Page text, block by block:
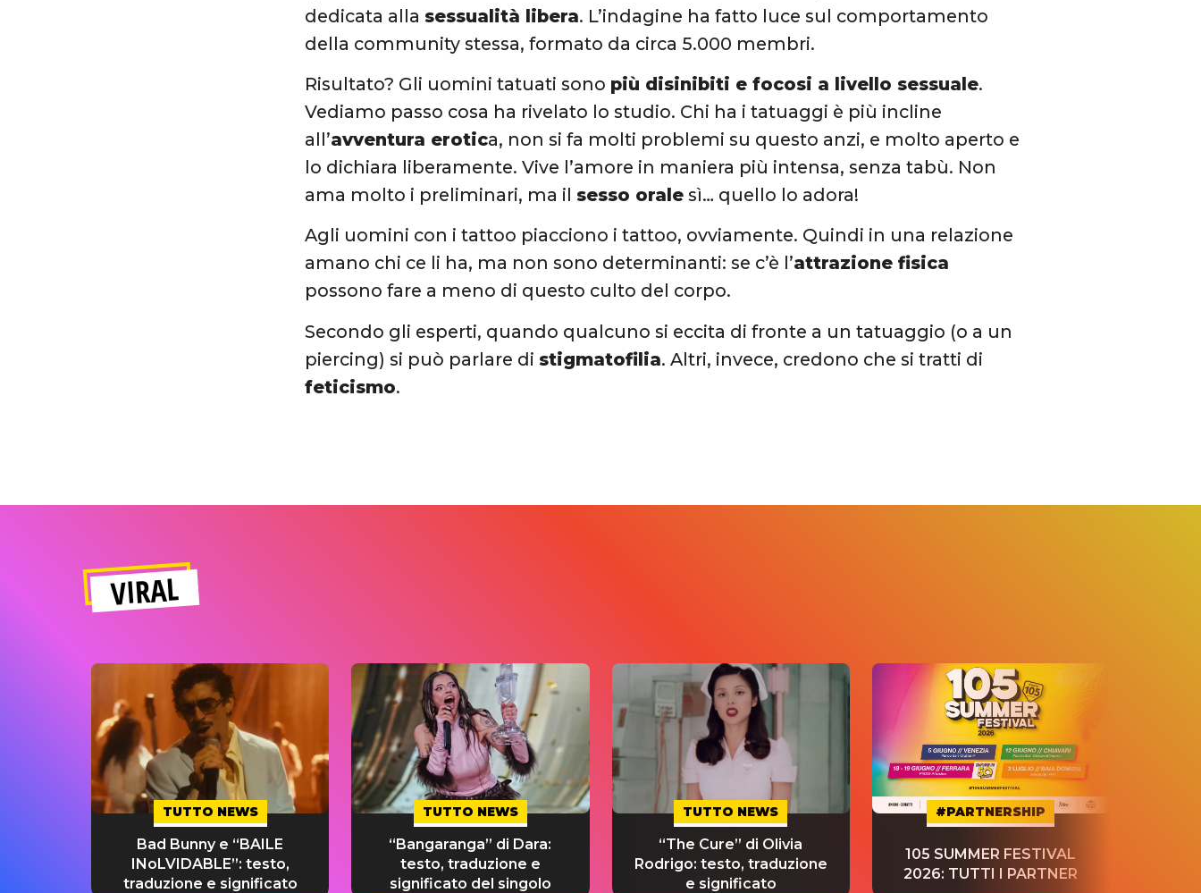
dedicata alla sessualità libera. L’indagine ha fatto luce sul comportamento
della community stessa, formato da circa 5.000 membri.
Risultato? Gli uomini tatuati sono più disinibiti e focosi a livello sessuale.
Vediamo passo cosa ha rivelato lo studio. Chi ha i tatuaggi è più incline
all’avventura erotica, non si fa molti problemi su questo anzi, e molto aperto e
lo dichiara liberamente. Vive l’amore in maniera più intensa, senza tabù. Non
ama molto i preliminari, ma il sesso orale sì… quello lo adora!
Agli uomini con i tattoo piacciono i tattoo, ovviamente. Quindi in una relazione
amano chi ce li ha, ma non sono determinanti: se c’è l’attrazione fisica
possono fare a meno di questo culto del corpo.
Secondo gli esperti, quando qualcuno si eccita di fronte a un tatuaggio (o a un
piercing) si può parlare di stigmatofilia. Altri, invece, credono che si tratti di
feticismo.
VIRAL
TUTTO NEWS
Bad Bunny e “BAILE
INoLVIDABLE”: testo,
traduzione e significato
TUTTO NEWS
“Bangaranga” di Dara:
testo, traduzione e
significato del singolo
TUTTO NEWS
“The Cure” di Olivia
Rodrigo: testo, traduzione
e significato
#PARTNERSHIP
105 SUMMER FESTIVAL
2026: TUTTI I PARTNER